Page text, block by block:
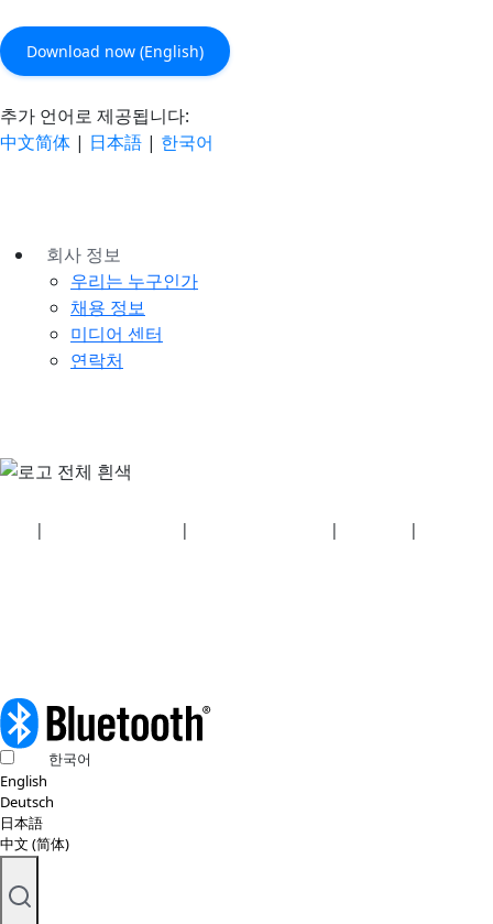
Download now (English)
추가 언어로 제공됩니다:
中文简体 | 日本語 | 한국어
회사 정보
우리는 누구인가
채용 정보
미디어 센터
연락처
| | | |
한국어
English
Deutsch
日本語
中文 (简体)